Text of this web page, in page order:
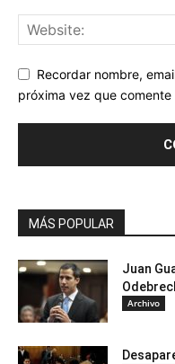
Recordar nombre,
próxima vez que comente
MÁS POPULAR
Juan
Archivo